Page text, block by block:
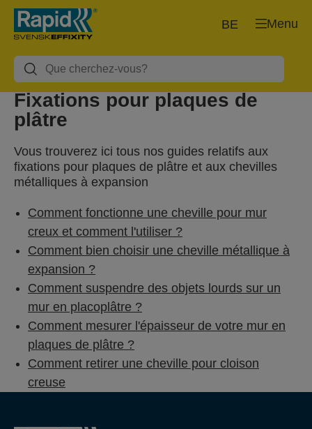
Menu
BE
Fixations pour plaques de
plâtre
Vous trouverez ici tous nos guides relatifs aux
fixations pour plaques de plâtre et aux chevilles
métalliques à expansion
Comment fonctionne une cheville pour mur
creux et comment l'utiliser ?
Comment bien choisir une cheville métallique à
expansion ?
Comment suspendre des objets lourds sur un
mur en placoplâtre ?
Comment mesurer l'épaisseur de votre mur en
plaques de plâtre ?
Comment retirer une cheville pour cloison
creuse